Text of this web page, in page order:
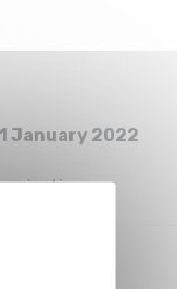
January 2022